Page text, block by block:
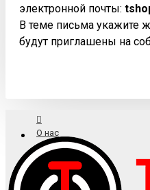
электронной почты:
В теме письма укажите
будут приглашены на
О нас
Доставка